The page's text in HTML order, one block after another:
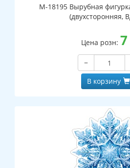
М-18195 Вырубная
(двухсторонняя,
Цена розн: 7
−
В корзину